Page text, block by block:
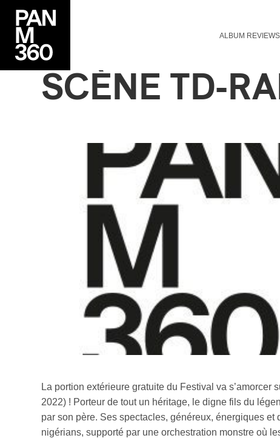
ALBUM REVIEWS
SCÈNE TD-
La portion extérieure gratuite du Festival va
2022) ! Porteur de tout un héritage, le digne fils du
par son père. Ses spectacles, généreux, énergiques
nigérians, supporté par une orchestration monstre où